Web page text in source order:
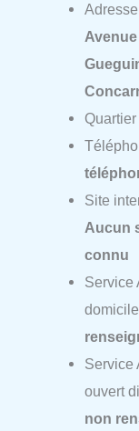
Quartier
Site
Aucun
connu
Service
Service
ouvert
non